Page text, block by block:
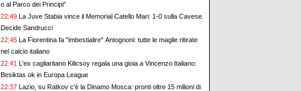
o al Parco dei Principi"
22:49 La Juve Stabia vince il Memorial Catello Mari: 1-0 sulla Cavese.
Decide Sandrucci
22:45 La Fiorentina fa "imbestialire" Antognoni: tutte le maglie ritirate
nel calcio italiano
22:41 L'ex cagliaritano Kilicsoy regala una gioia a Vincenzo Italiano:
Besiktas ok in Europa League
22:37 Lazio, su Ratkov c'è la Dinamo Mosca: pronti oltre 15 milioni di